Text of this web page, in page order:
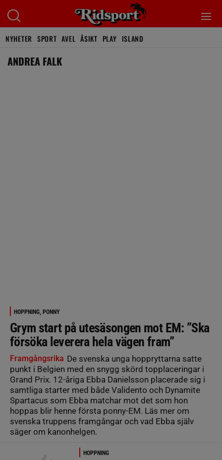
NYHETER SPORT AVEL ÅSIKT PLAY ISLAND
ANDREA FALK
HOPPNING, PONNY
Grym start på utesäsongen mot EM: ”Ska
försöka leverera hela vägen fram”
Framgångsrika De svenska unga hoppryttarna satte
punkt i Belgien med en snygg skörd topplaceringar i
Grand Prix. 12-åriga Ebba Danielsson placerade sig i
samtliga starter med både Validento och Dynamite
Spartacus som Ebba matchar mot det som hon
hoppas blir henne första ponny-EM. Läs mer om
svenska truppens framgångar och vad Ebba själv
säger om kanonhelgen.
HOPPNING